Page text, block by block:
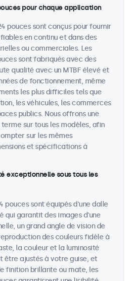
pour chaque application
pouces sont conçus pour fournir
en continu et dans des
ou commerciales. Les
sont fabriqués avec des
qualité avec un MTBF élevé et
de fonctionnement, même
les plus difficiles tels que
les véhicules, les commerces
publics. Nous offrons une
sur tous les modèles, afin
sur les mêmes
et spécifications à
exceptionnelle sous tous les
pouces sont équipés d'une dalle
qui garantit des images d'une
un grand angle de vision de
des couleurs fidèle à
la couleur et la luminosité
être ajustés à votre guise, et
finition brillante ou mate, les